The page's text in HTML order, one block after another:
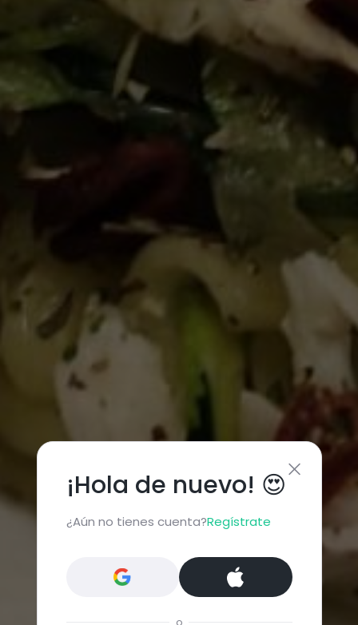
¡Hola de nuevo! 😍
¿Aún no tienes cuenta?Regístrate
o